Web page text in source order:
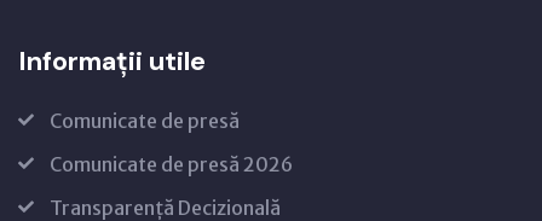
Informații utile
Comunicate de presă
Comunicate de presă 2026
Transparență Decizională